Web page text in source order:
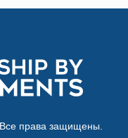
права защищены.